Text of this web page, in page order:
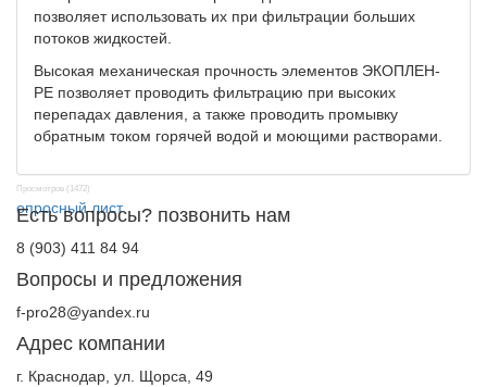
позволяет использовать их при фильтрации больших
потоков жидкостей.
Высокая механическая прочность элементов ЭКОПЛЕН-
РЕ позволяет проводить фильтрацию при высоких
перепадах давления, а также проводить промывку
обратным током горячей водой и моющими растворами.
опросный лист
Просмотров (1472)
Есть вопросы? позвонить нам
8 (903) 411 84 94
Вопросы и предложения
f-pro28@yandex.ru
Адрес компании
г. Краснодар, ул. Щорса, 49